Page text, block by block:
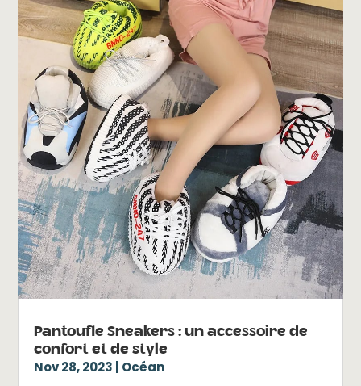
Pantoufle Sneakers : un accessoire de
confort et de style
Nov 28, 2023
Océan